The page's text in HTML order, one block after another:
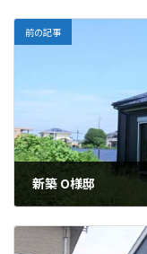
前の記事
新築 O様邸